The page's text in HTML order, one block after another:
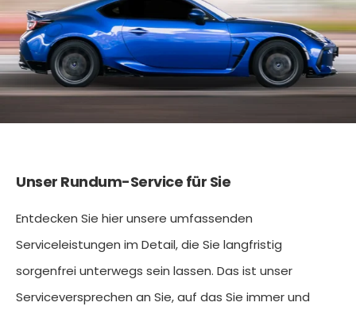
Unser Rundum-Service für Sie
Entdecken Sie hier unsere umfassenden
Serviceleistungen im Detail, die Sie langfristig
sorgenfrei unterwegs sein lassen. Das ist unser
Serviceversprechen an Sie, auf das Sie immer und